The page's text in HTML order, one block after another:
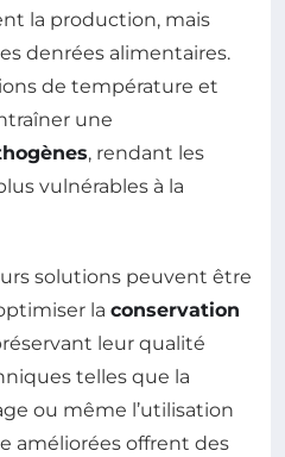
la production, mais
denrées alimentaires.
de température et
une
, rendant les
vulnérables à la
solutions peuvent être
la conservation
leur qualité
telles que la
ou même l’utilisation
améliorées offrent des